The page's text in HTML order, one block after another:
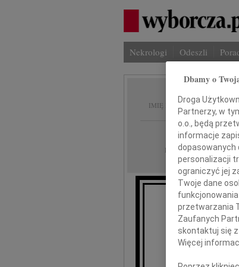
Nekrologi Odeszli
IMIĘ I NAZWISKO:
REGION: Rzeszów
DATA EMISJI:
Z
Dbamy o
Droga
Partnerzy, w
o.o., będą
informacje
dopasowanych
personalizacji
ograniczyć jej
Twoje dane
przetwarzania
Zaufanych
skontaktuj się
Więcej